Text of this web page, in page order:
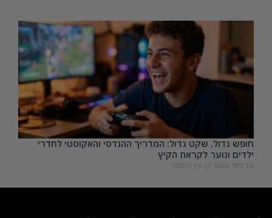
חופש גדול, שקט גדול: המדריך ההנדסי והאקוסטי לחדרי
ילדים ונוער לקראת הקיץ
18 ביוני 2026 אין תגובות